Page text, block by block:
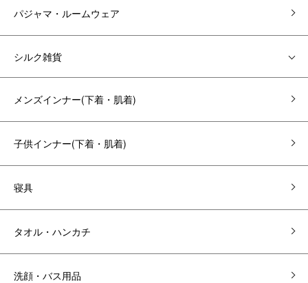
パジャマ・ルームウェア
シルク雑貨
メンズインナー(下着・肌着)
子供インナー(下着・肌着)
寝具
タオル・ハンカチ
洗顔・バス用品